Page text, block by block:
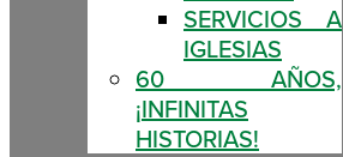
SERVICIOS A
IGLESIAS
60 AÑOS,
¡INFINITAS
HISTORIAS!